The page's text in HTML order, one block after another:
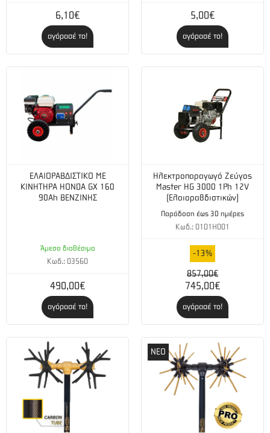
6,10€
αγόρασέ το!
5,00€
αγόρασέ το!
ΕΛΑΙΟΡΑΒΔΙΣΤΙΚΟ ΜΕ
ΚΙΝΗΤΗΡΑ HONDA GΧ 160
90Ah ΒΕΝΖΙΝΗΣ
Άμεσα διαθέσιμο
Κωδ.: 03560
490,00€
αγόρασέ το!
Ηλεκτροπαραγωγό Ζεύγος
Master HG 3000 1Ph 12V
(Ελαιοραβδιστικών)
Παράδοση έως 30 ημέρες
Κωδ.: 0101H001
-13%
857,00€
745,00€
αγόρασέ το!
ΝΕΟ